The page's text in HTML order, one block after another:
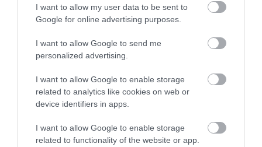
I want to allow my user data to be sent to
Google for online advertising purposes.
I want to allow Google to send me
personalized advertising.
I want to allow Google to enable storage
related to analytics like cookies on web or
device identifiers in apps.
I want to allow Google to enable storage
related to functionality of the website or app.
Σοκ στην Εύβοια: Κουκουλοφόρος
εισέβαλε στο σπίτι – Στιγμές
τρόμου για γυναίκα
06.08.2026 | 13:15
κατάστημα
06.08.2026 | 13:00
Ο μικρός μουσικός που έγινε το
πρόσωπο της βραδιάς σε
Σοκαριστικό βίντεο:
Αρκούδα γκρίζλι
αρπάζει ψάρι λίγα
εκατοστά από ψαρά
Η Γη ίσως τελικά να μην
καταστραφεί από τον
Ήλιο – Τι δείχνει νέα